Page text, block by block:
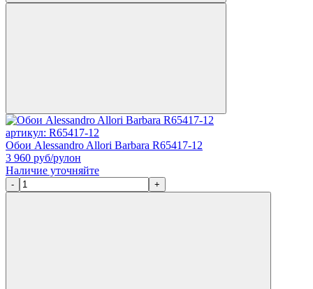
артикул: R65417-12
Обои Alessandro Allori Barbara R65417-12
3 960 руб/рулон
Наличие уточняйте
- +